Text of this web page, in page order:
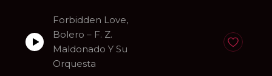
Forbidden Love,
Bolero – F. Z.
Maldonado Y Su
Orquesta
Anadir a